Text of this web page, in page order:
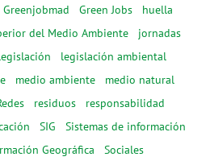
Greenjobmad Green Jobs
huella
del Medio Ambiente
jornadas
legislación ambiental
medio ambiente
medio natural
residuos
responsabilidad
SIG
Sistemas de información
Geográfica
Sociales